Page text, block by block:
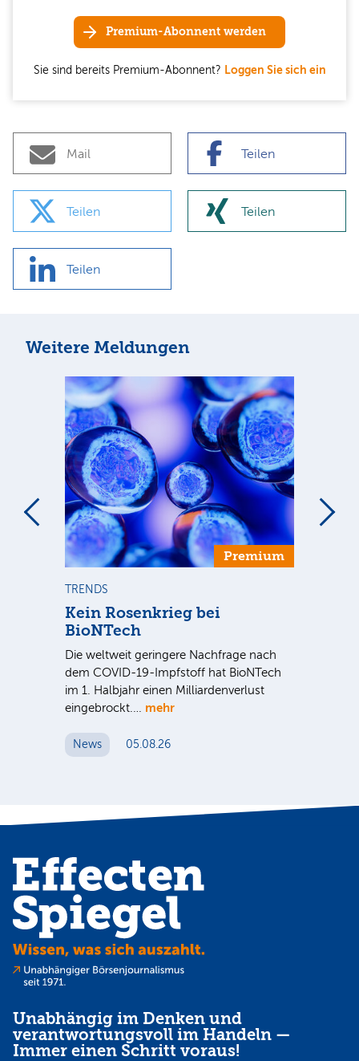
Premium-Abonnent werden
Sie sind bereits Premium-Abonnent? Loggen Sie sich ein
Mail Teilen
Teilen Teilen
Teilen
Weitere Meldungen
Premium
TRENDS
Kein Rosenkrieg bei
BioNTech
Die weltweit geringere Nachfrage nach
dem COVID-19-Impfstoff hat BioNTech
im 1. Halbjahr einen Milliardenverlust
eingebrockt.… mehr
News 05.08.26
Unabhängig im Denken und
verantwortungsvoll im Handeln —
Immer einen Schritt voraus!